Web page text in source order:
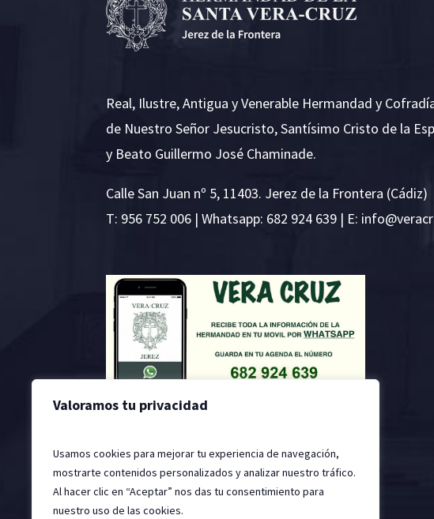
Valoramos tu privacidad
Usamos cookies para mejorar tu experiencia de navegación,
mostrarte contenidos personalizados y analizar nuestro tráfico.
Al hacer clic en “Aceptar” nos das tu consentimiento para
nuestro uso de las cookies.
Real, Ilustre, Antigua y Venerable Hermandad y
de Nuestro Señor Jesucristo, Santísimo Cristo de la
y Beato Guillermo José Chaminade.
Calle San Juan nº 5, 11403. Jerez de la Frontera (Cádiz)
T: 956 752 006 | Whatsapp: 682 924 639 | E: rcare
v@ofn
i